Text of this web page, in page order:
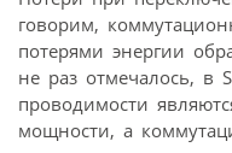
говорим,
потерями энергии
не раз отмечалось, в
проводимости
мощности, а